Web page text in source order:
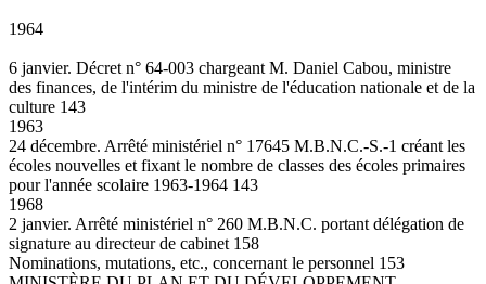
1964
6 janvier. Décret n° 64-003 chargeant M. Daniel Cabou, ministre
des finances, de l'intérim du ministre de l'éducation nationale et de la
culture 143
1963
24 décembre. Arrêté ministériel n° 17645 M.B.N.C.-S.-1 créant les
écoles nouvelles et fixant le nombre de classes des écoles primaires
pour l'année scolaire 1963-1964 143
1968
2 janvier. Arrêté ministériel n° 260 M.B.N.C. portant délégation de
signature au directeur de cabinet 158
Nominations, mutations, etc., concernant le personnel 153